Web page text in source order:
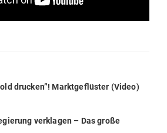
drucken”! Markt­ge­flüster (Video)
ver­klagen – Das große